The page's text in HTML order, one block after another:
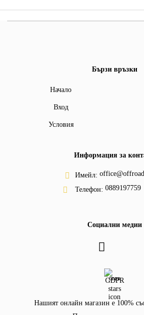
Бързи връзки
Начало
Вход
Условия
Информация за
Имейл:
Телефон: 0889197759
Социални медии
GDPR
Нашият онлайн магазин е 100%